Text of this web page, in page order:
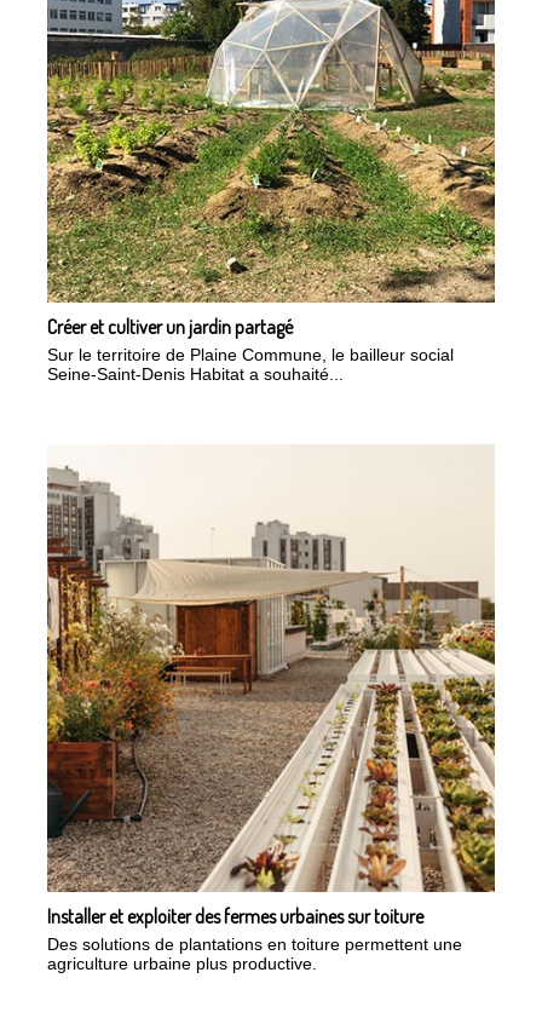
Créer et cultiver un jardin partagé
Sur le territoire de Plaine Commune, le bailleur social
Seine-Saint-Denis Habitat a souhaité...
Installer et exploiter des fermes urbaines sur toiture
Des solutions de plantations en toiture permettent une
agriculture urbaine plus productive.